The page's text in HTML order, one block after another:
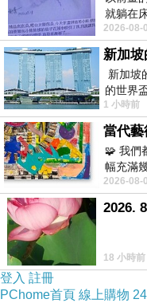
就躺在
四點多
2026-08-
新加坡
新加
的世界
1 小時前
🧩 我們
幅充滿
字、彩
2026-08-
2026.
18 小時前
登入 註冊
PChome首頁 線上購物